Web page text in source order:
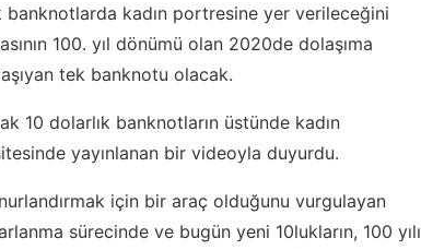
banknotlarda kadın portresine yer verileceğini
100. yıl dönümü olan 2020de dolaşıma
tek banknotu olacak.
10 dolarlık banknotların üstünde kadın
yayınlanan bir videoyla duyurdu.
için bir araç olduğunu vurgulayan
sürecinde ve bugün yeni 10lukların, 100 yılı